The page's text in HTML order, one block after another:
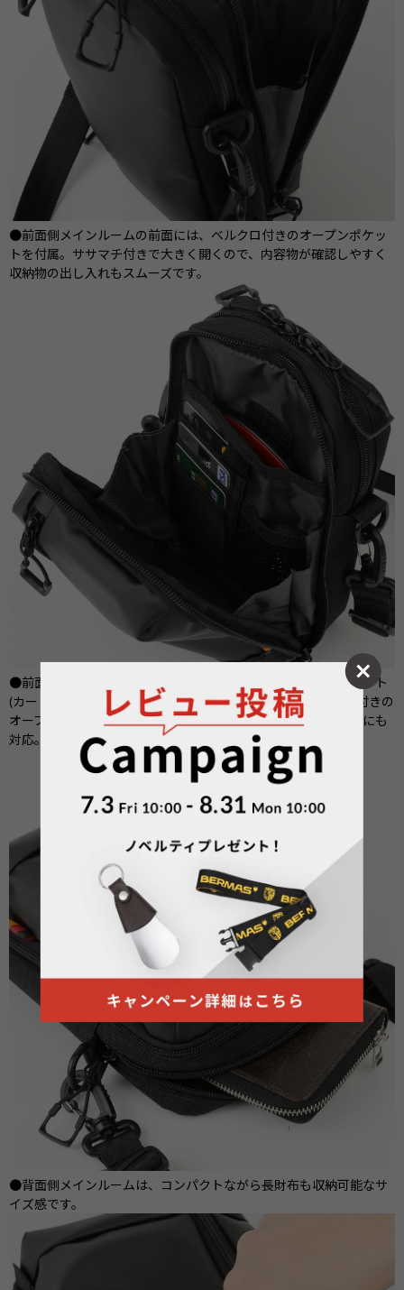
●前面側メインルームの前面には、ベルクロ付きのオープンポケッ
トを付属。ササマチ付きで大きく開くので、内容物が確認しやすく
収納物の出し入れもスムーズです。
●前面側メインルームの背面は、便利なマルチポケットレイアウト
(カードポケット×3・メッシュオープンポケット×1、ベルクロ付きの
オープンポケット×1）カードポケット付属で、キャッシュレスにも
対応。
●背面側メインルームは、コンパクトながら長財布も収納可能なサ
イズ感です。